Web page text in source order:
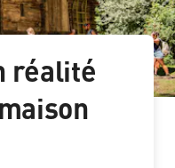
réalité